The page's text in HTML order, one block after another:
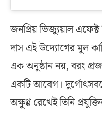
জনপ্রিয় ভিজ্যুয়াল
দাস এই উদ্যোগের মূল
এক অনুষ্ঠান নয়, বরং
একটি আবেগ।
অক্ষুণ্ণ রেখেই তিনি